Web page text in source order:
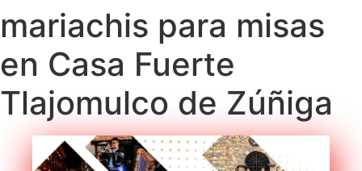
mariachis para misas
en Casa Fuerte
Tlajomulco de Zúñiga